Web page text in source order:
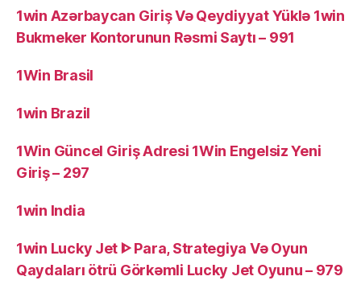
1win Azərbaycan Giriş Və Qeydiyyat Yüklə 1win
Bukmeker Kontorunun Rəsmi Saytı – 991
1Win Brasil
1win Brazil
1Win Güncel Giriş Adresi 1Win Engelsiz Yeni
Giriş – 297
1win India
1win Lucky Jet ᐈ Para, Strategiya Və Oyun
Qaydaları ötrü Görkəmli Lucky Jet Oyunu – 979